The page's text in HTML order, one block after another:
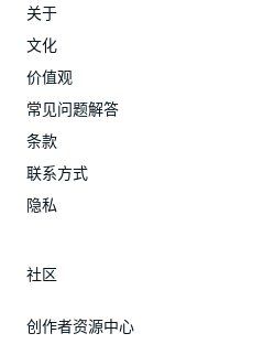
关于
文化
价值观
常见问题解答
条款
联系方式
隐私
社区
创作者资源中心